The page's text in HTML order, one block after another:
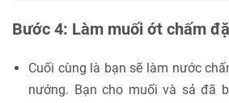
Bước 4: Làm muối ớt chấm
Cuối cùng là bạn sẽ làm nước
nướng. Bạn cho muối và sả đã